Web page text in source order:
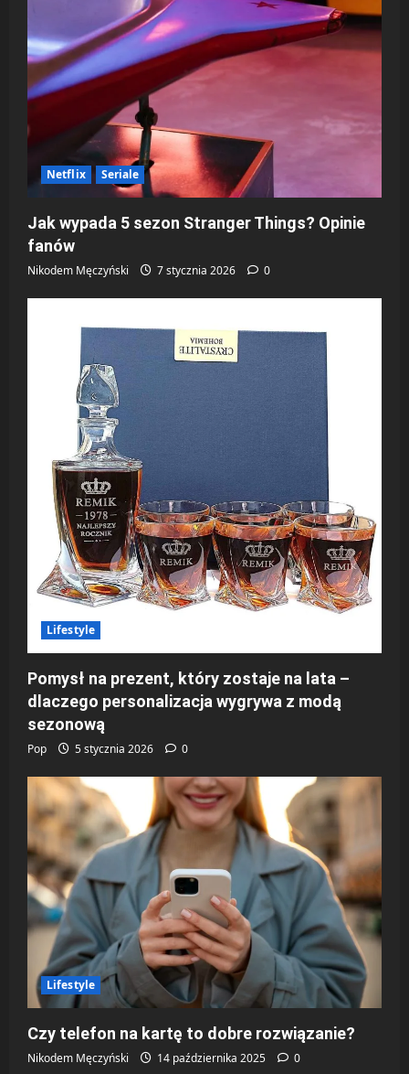
Netflix Seriale
Jak wypada 5 sezon Stranger Things? Opinie
fanów
Nikodem Męczyński 7 stycznia 2026 0
Lifestyle
Pomysł na prezent, który zostaje na lata –
dlaczego personalizacja wygrywa z modą
sezonową
Pop 5 stycznia 2026 0
Lifestyle
Czy telefon na kartę to dobre rozwiązanie?
Nikodem Męczyński 14 października 2025 0